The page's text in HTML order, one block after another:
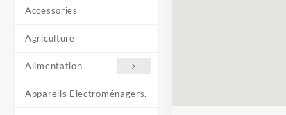
Accessories
Agriculture
Alimentation
Appareils Electroménagers.